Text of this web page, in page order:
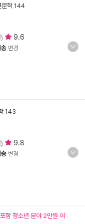
문학 144
9.6
변경
143
9.8
변경
함 청소년 분야 2만원 이